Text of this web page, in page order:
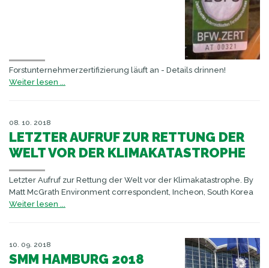
Forstunternehmerzertifizierung läuft an - Details drinnen!
Weiter lesen ...
08. 10. 2018
LETZTER AUFRUF ZUR RETTUNG DER
WELT VOR DER KLIMAKATASTROPHE
Letzter Aufruf zur Rettung der Welt vor der Klimakatastrophe. By
Matt McGrath Environment correspondent, Incheon, South Korea
Weiter lesen ...
10. 09. 2018
SMM HAMBURG 2018